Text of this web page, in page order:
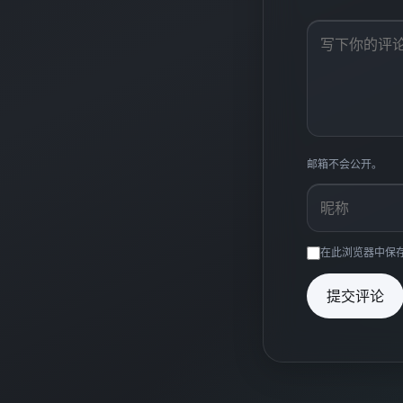
邮箱不会公开。
在此浏览器中保
提交评论